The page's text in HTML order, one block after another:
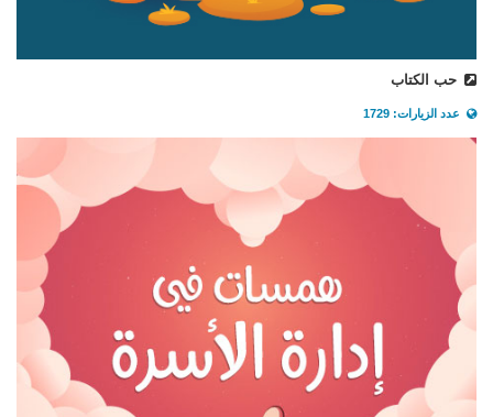
حب الكتاب
عدد الزيارات: 1729